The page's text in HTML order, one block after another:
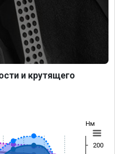
и крутящего
Нм
200